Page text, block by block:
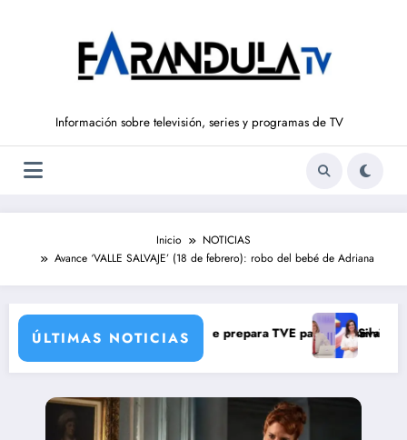
Información sobre televisión, series y programas de TV
Inicio
NOTICIAS
Avance ‘VALLE SALVAJE’ (18 de febrero): robo del bebé de Adriana
ÚLTIMAS NOTICIAS
una verdad brutal
de corresponsales que prepara TVE para su nueva temporada
Silvia